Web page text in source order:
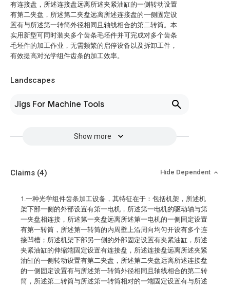
有连接盘，所述连接盘远离所述夹紧油缸的一侧转动设置
有第二夹盘，所述第二夹盘远离所述连接盘的一侧固定设
置有与所述第一转筒外径相同且轴线相合的第二转筒。本
实用新型可同时装夹多个齿条毛坯件并可完成对多个齿条
毛坯件的加工作业，无需频繁的启停设备以及拆卸工件，
有效提高对光学组件齿条的加工效率。
Landscapes
Jigs For Machine Tools
Show more
Claims (4) Hide Dependent
1.一种光学组件齿条加工设备，其特征在于：包括机架，所述机
架下部一侧的外部设置有第一电机，所述第一电机的驱动轴与第
一夹盘相连接，所述第一夹盘远离所述第一电机的一侧固定设置
有第一转筒，所述第一转筒的内周壁上沿周向均匀开设有多个连
接凹槽；所述机架下部另一侧的外部固定设置有夹紧油缸，所述
夹紧油缸的伸缩端固定设置有连接盘，所述连接盘远离所述夹紧
油缸的一侧转动设置有第二夹盘，所述第二夹盘远离所述连接盘
的一侧固定设置有与所述第一转筒外径相同且轴线相合的第二转
筒，所述第二转筒与所述第一转筒相对的一端固定设置有与所述